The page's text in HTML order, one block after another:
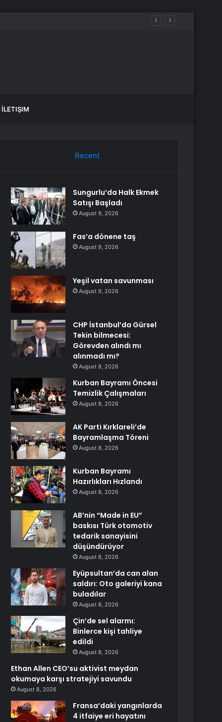
İLETIŞIM
Recent
Sungurlu’da Halk Ekmek
Satışı Başladı
August 9, 2026
Fas’a dönene taş
August 9, 2026
Yeşil vatan savunması
August 9, 2026
CHP İstanbul’da Gürsel
Tekin bilmecesi:
Görevden alındı mı
alınmadı mı?
August 8, 2026
Kurban Bayramı Öncesi
Temizlik Çalışmaları
August 8, 2026
AK Parti Kırklareli’de
Bayramlaşma Töreni
August 8, 2026
Kurban Bayramı
Hazırlıkları Hızlandı
August 8, 2026
AB’nin “Made in EU”
baskısı Türk otomotiv
tedarik sanayisini
düşündürüyor
August 8, 2026
Eyüpsultan’da can alan
saldırı: Oto galeriyi kana
buladılar
August 8, 2026
Çin’de sel alarmı:
Binlerce kişi tahliye
edildi
August 8, 2026
Ethan Allen CEO’su aktivist meydan
okumaya karşı stratejiyi savundu
August 8, 2026
Fransa’daki yangınlarda
4 itfaiye eri hayatını